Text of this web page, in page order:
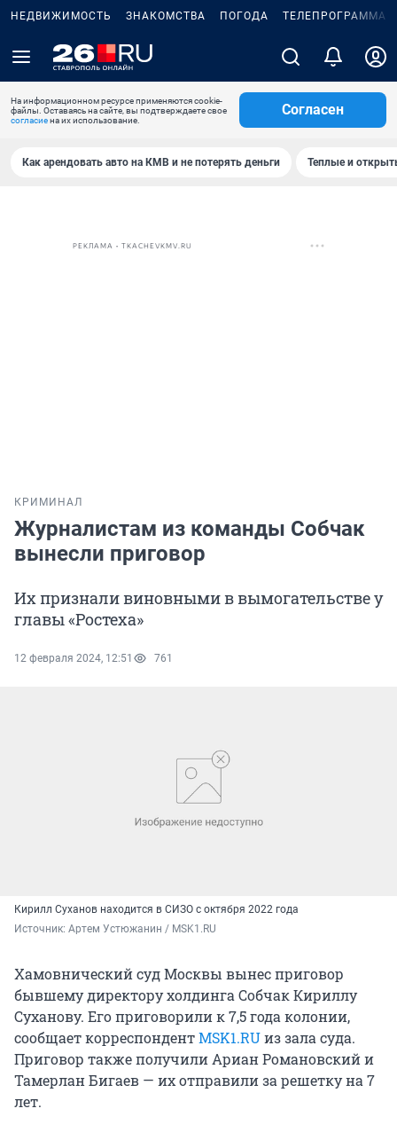
НЕДВИЖИМОСТЬ ЗНАКОМСТВА ПОГОДА ТЕЛЕПРОГРАММА
На информационном ресурсе применяются cookie-
файлы. Оставаясь на сайте, вы подтверждаете свое
согласиена их использование.
Согласен
Как арендовать авто на КМВ и не потерять деньги Теплые и
РЕКЛАМА • TKACHEVKMV.RU
КРИМИНАЛ
Журналистам из команды Собчак
вынесли приговор
Их признали виновными в вымогательстве у
главы «Ростеха»
12 февраля 2024, 12:51 761
Кирилл Суханов находится в СИЗО с октября 2022 года
Источник: Артем Устюжанин / MSK1.RU
Хамовнический суд Москвы вынес приговор
бывшему директору холдинга Собчак Кириллу
Суханову. Его приговорили к 7,5 года колонии,
сообщает корреспондентMSK1.RUиз зала суда.
Приговор также получили Ариан Романовский и
Тамерлан Бигаев — их отправили за решетку на 7
лет.